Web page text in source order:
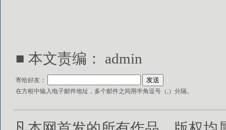
■ 本文责编： admin
寄给好友：
在方框中输入电子邮件地址，多个邮件之间用半角逗号（,）分隔。